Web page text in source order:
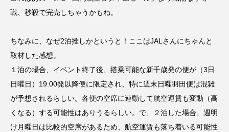
戦、秒殺で完売しちゃうかもね。
ちなみに、なぜ2泊推しかというと！ここはJALさんにちゃんと
取材した感想。
１泊の場合、イベント終了後、搭乗可能な新千歳発の便が（3日
日曜日）19:00発以降便に限定され、特に週末日曜羽田便は混雑
が予想されるらしい。各便の空席に連動して航空運賃も変動（高
くなる）する可能性はありうるらしい。で、２泊した場合、週明
け月曜日は比較的空席があるため、航空運賃も落ち着いる可能性